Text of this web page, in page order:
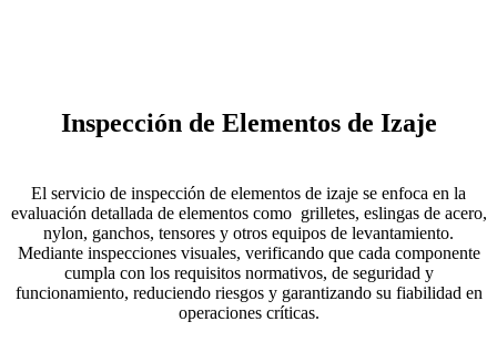
Inspección de Elementos de Izaje
El servicio de inspección de elementos de izaje se enfoca en la
evaluación detallada de elementos como grilletes, eslingas de acero,
nylon, ganchos, tensores y otros equipos de levantamiento.
Mediante inspecciones visuales, verificando que cada componente
cumpla con los requisitos normativos, de seguridad y
funcionamiento, reduciendo riesgos y garantizando su fiabilidad en
operaciones críticas.